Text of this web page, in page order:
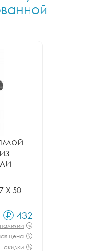
X 50
432
цена
скидки